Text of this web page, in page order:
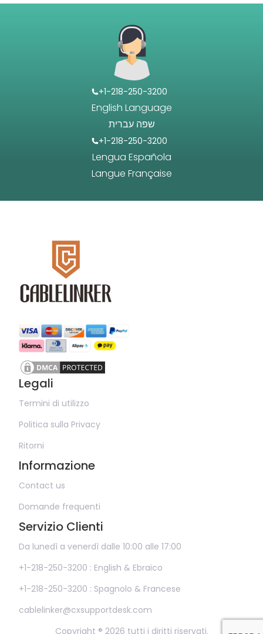
+1-218-250-3200
English Language
שפה עברית
+1-218-250-3200
Lengua Española
Langue Française
Legali
Termini di utilizzo
Politica sulla Privacy
Ritorni
Informazione
Contact us
Domande frequenti
Servizio Clienti
Da lunedì a venerdì dalle 10:00 alle 17:00
+1-218-250-3200 : English & Ebraico
+1-218-250-3200 : Spagnolo & Francese
cablelinker@cxsupportdesk.com
Copyright ® 2026 tutti i diritti riservati.